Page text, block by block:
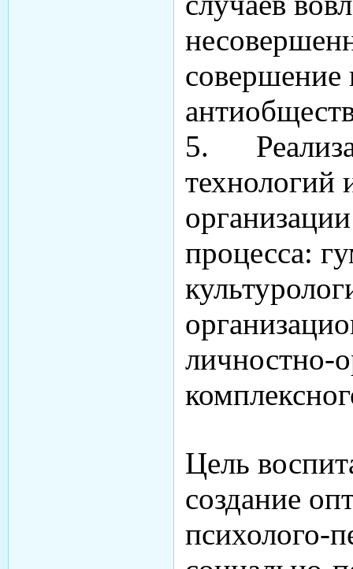
совершение
5.
технологий
процесса:
личностно-
Цель
создание
психолого-